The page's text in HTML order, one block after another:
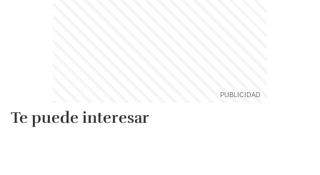
Te puede interesar